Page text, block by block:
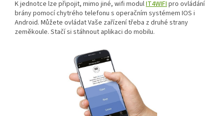
K jednotce lze připojit, mimo jiné, wifi modulIT4WIFIpro ovládání
brány pomocí chytrého telefonu s operačním systémem IOS i
Android. Můžete ovládat Vaše zařízení třeba z druhé strany
zeměkoule. Stačí si stáhnout aplikaci do mobilu.